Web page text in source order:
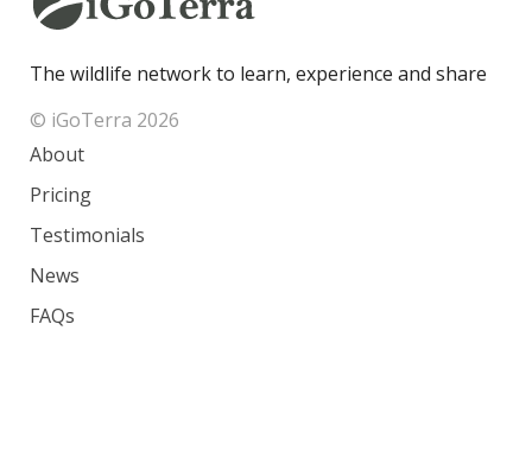
The wildlife network to learn, experience and share
© iGoTerra 2026
About
Pricing
Testimonials
News
FAQs